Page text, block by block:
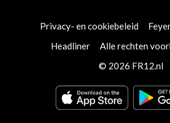
Privacy- en cookiebeleid
Headliner
Alle rechten
© 2026 FR12.nl